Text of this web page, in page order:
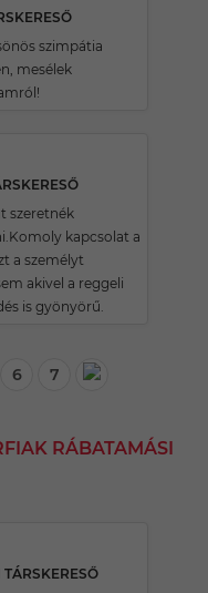
szimpátia
mesélek
szeretnék
kapcsolat a
a személyt
akivel a reggeli
is gyönyörű.
6 7
RÁBATAMÁSI